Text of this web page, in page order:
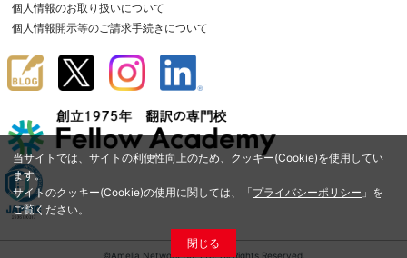
当サイトでは、サイトの利便性向上のため、クッキー(Cookie)を使用してい
ます。
サイトのクッキー(Cookie)の使用に関しては、「プライバシーポリシー 」を
ご覧ください。
閉じる
個人情報のお取り扱いについて
個人情報開示等のご請求手続きについて
©Amelia Network Co.,Ltd. All Rights Reserved.